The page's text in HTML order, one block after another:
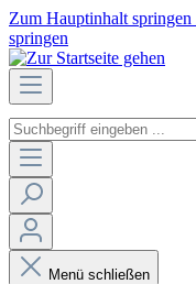
Zum Hauptinhalt springen
springen
Menü schließen